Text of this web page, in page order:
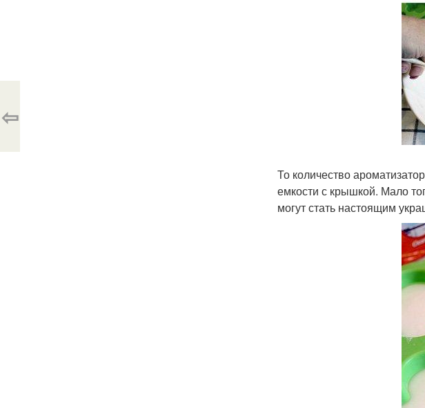
То количество
емкости с крышкой. Мало
могут стать настоящим
⇦